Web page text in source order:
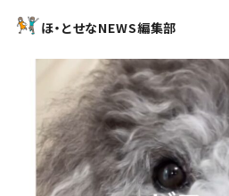
ほ・とせなNEWS編集部